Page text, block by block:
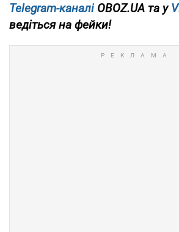
Telegram-каналіOBOZ.UA та у
ведіться на фейки!